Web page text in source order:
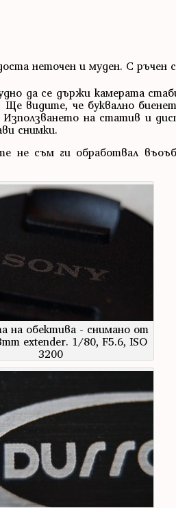
неточен и муден. С ръчен
да се държи камерата
Ще видите, че буквално
на статив и
снимки.
не съм ги обработвал
на обектива - снимано от
extender. 1/80, F5.6, ISO
3200